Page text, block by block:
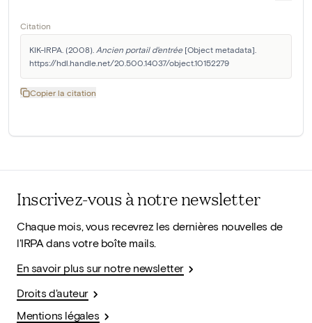
Citation
KIK-IRPA. (2008). Ancien portail d'entrée [Object metadata].
https://hdl.handle.net/20.500.14037/object.10152279
Copier la citation
Inscrivez-vous à notre newsletter
Chaque mois, vous recevrez les dernières nouvelles de
l'IRPA dans votre boîte mails.
En savoir plus sur notre newsletter
Droits d'auteur
Mentions légales